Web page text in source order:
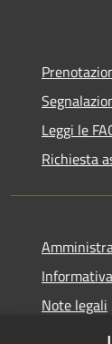
Leggi le
Richiesta
Note legali